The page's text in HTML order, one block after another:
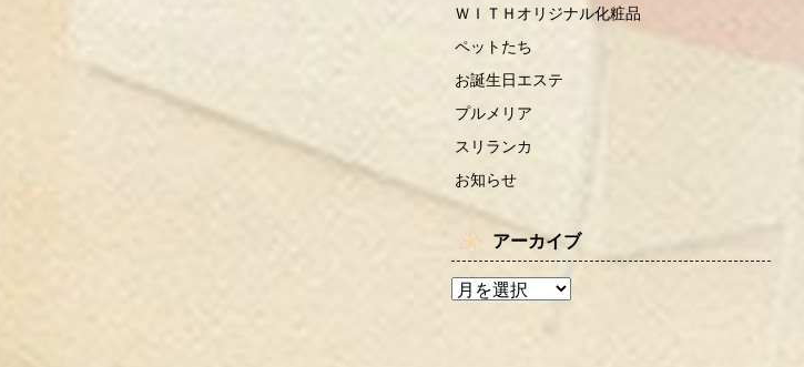
ＷＩＴＨオリジナル化粧品
ペットたち
お誕生日エステ
プルメリア
スリランカ
お知らせ
アーカイブ